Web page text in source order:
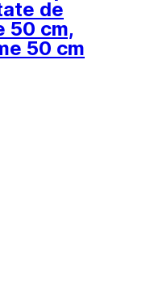
de
50 cm,
50 cm